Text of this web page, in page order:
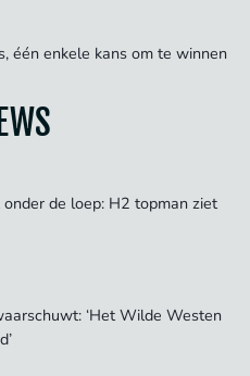
één enkele kans om te winnen
de loep: H2 topman ziet
‘Het Wilde Westen